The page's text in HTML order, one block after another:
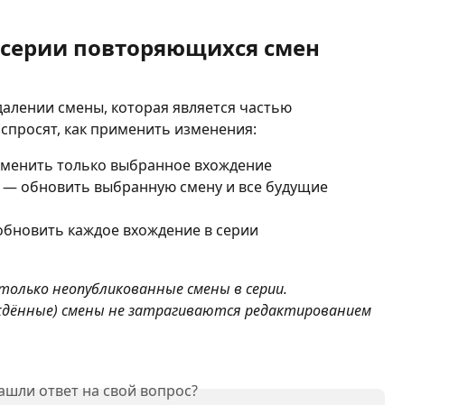
повторяющихся смен
смены, которая является частью
как применить изменения:
только выбранное вхождение
— обновить выбранную смену и все будущие
каждое вхождение в серии
неопубликованные смены в серии.
смены не затрагиваются редактированием
ответ на свой вопрос?